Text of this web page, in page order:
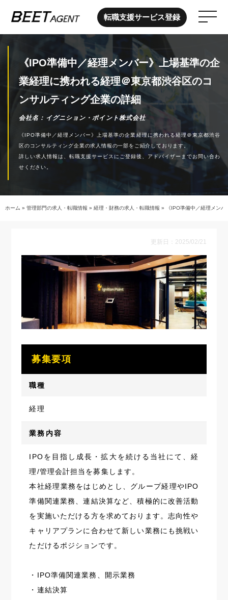
転職支援サービス登録
《IPO準備中／経理メンバー》上場基準の企
業経理に携われる経理＠東京都渋谷区のコ
ンサルティング企業の詳細
会社名 イグニション・ポイント株式会社
《IPO準備中／経理メンバー》上場基準の企業経理に携われる経理＠東京都渋谷
区のコンサルティング企業の求人情報の一部をご紹介しております。
詳しい求人情報は、転職支援サービスにご登録後、アドバイザーまでお問い合わ
せください。
ホーム » 管理部門の求人・転職情報 » 経理・財務の求人・転職情報 » 《IPO準備中／経理メン
更新日：2025/02/21
募集要項
職種
経理
業務内容
IPOを目指し成長・拡大を続ける当社にて、経
理/管理会計担当を募集します。
本社経理業務をはじめとし、グループ経理やIPO
準備関連業務、連結決算など、積極的に改善活動
を実施いただける方を求めております。志向性や
キャリアプランに合わせて新しい業務にも挑戦い
ただけるポジションです。
・IPO準備関連業務、開示業務
・連結決算